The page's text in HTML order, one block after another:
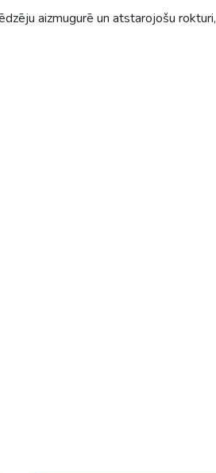
aizmugurē un atstarojošu rokturi,